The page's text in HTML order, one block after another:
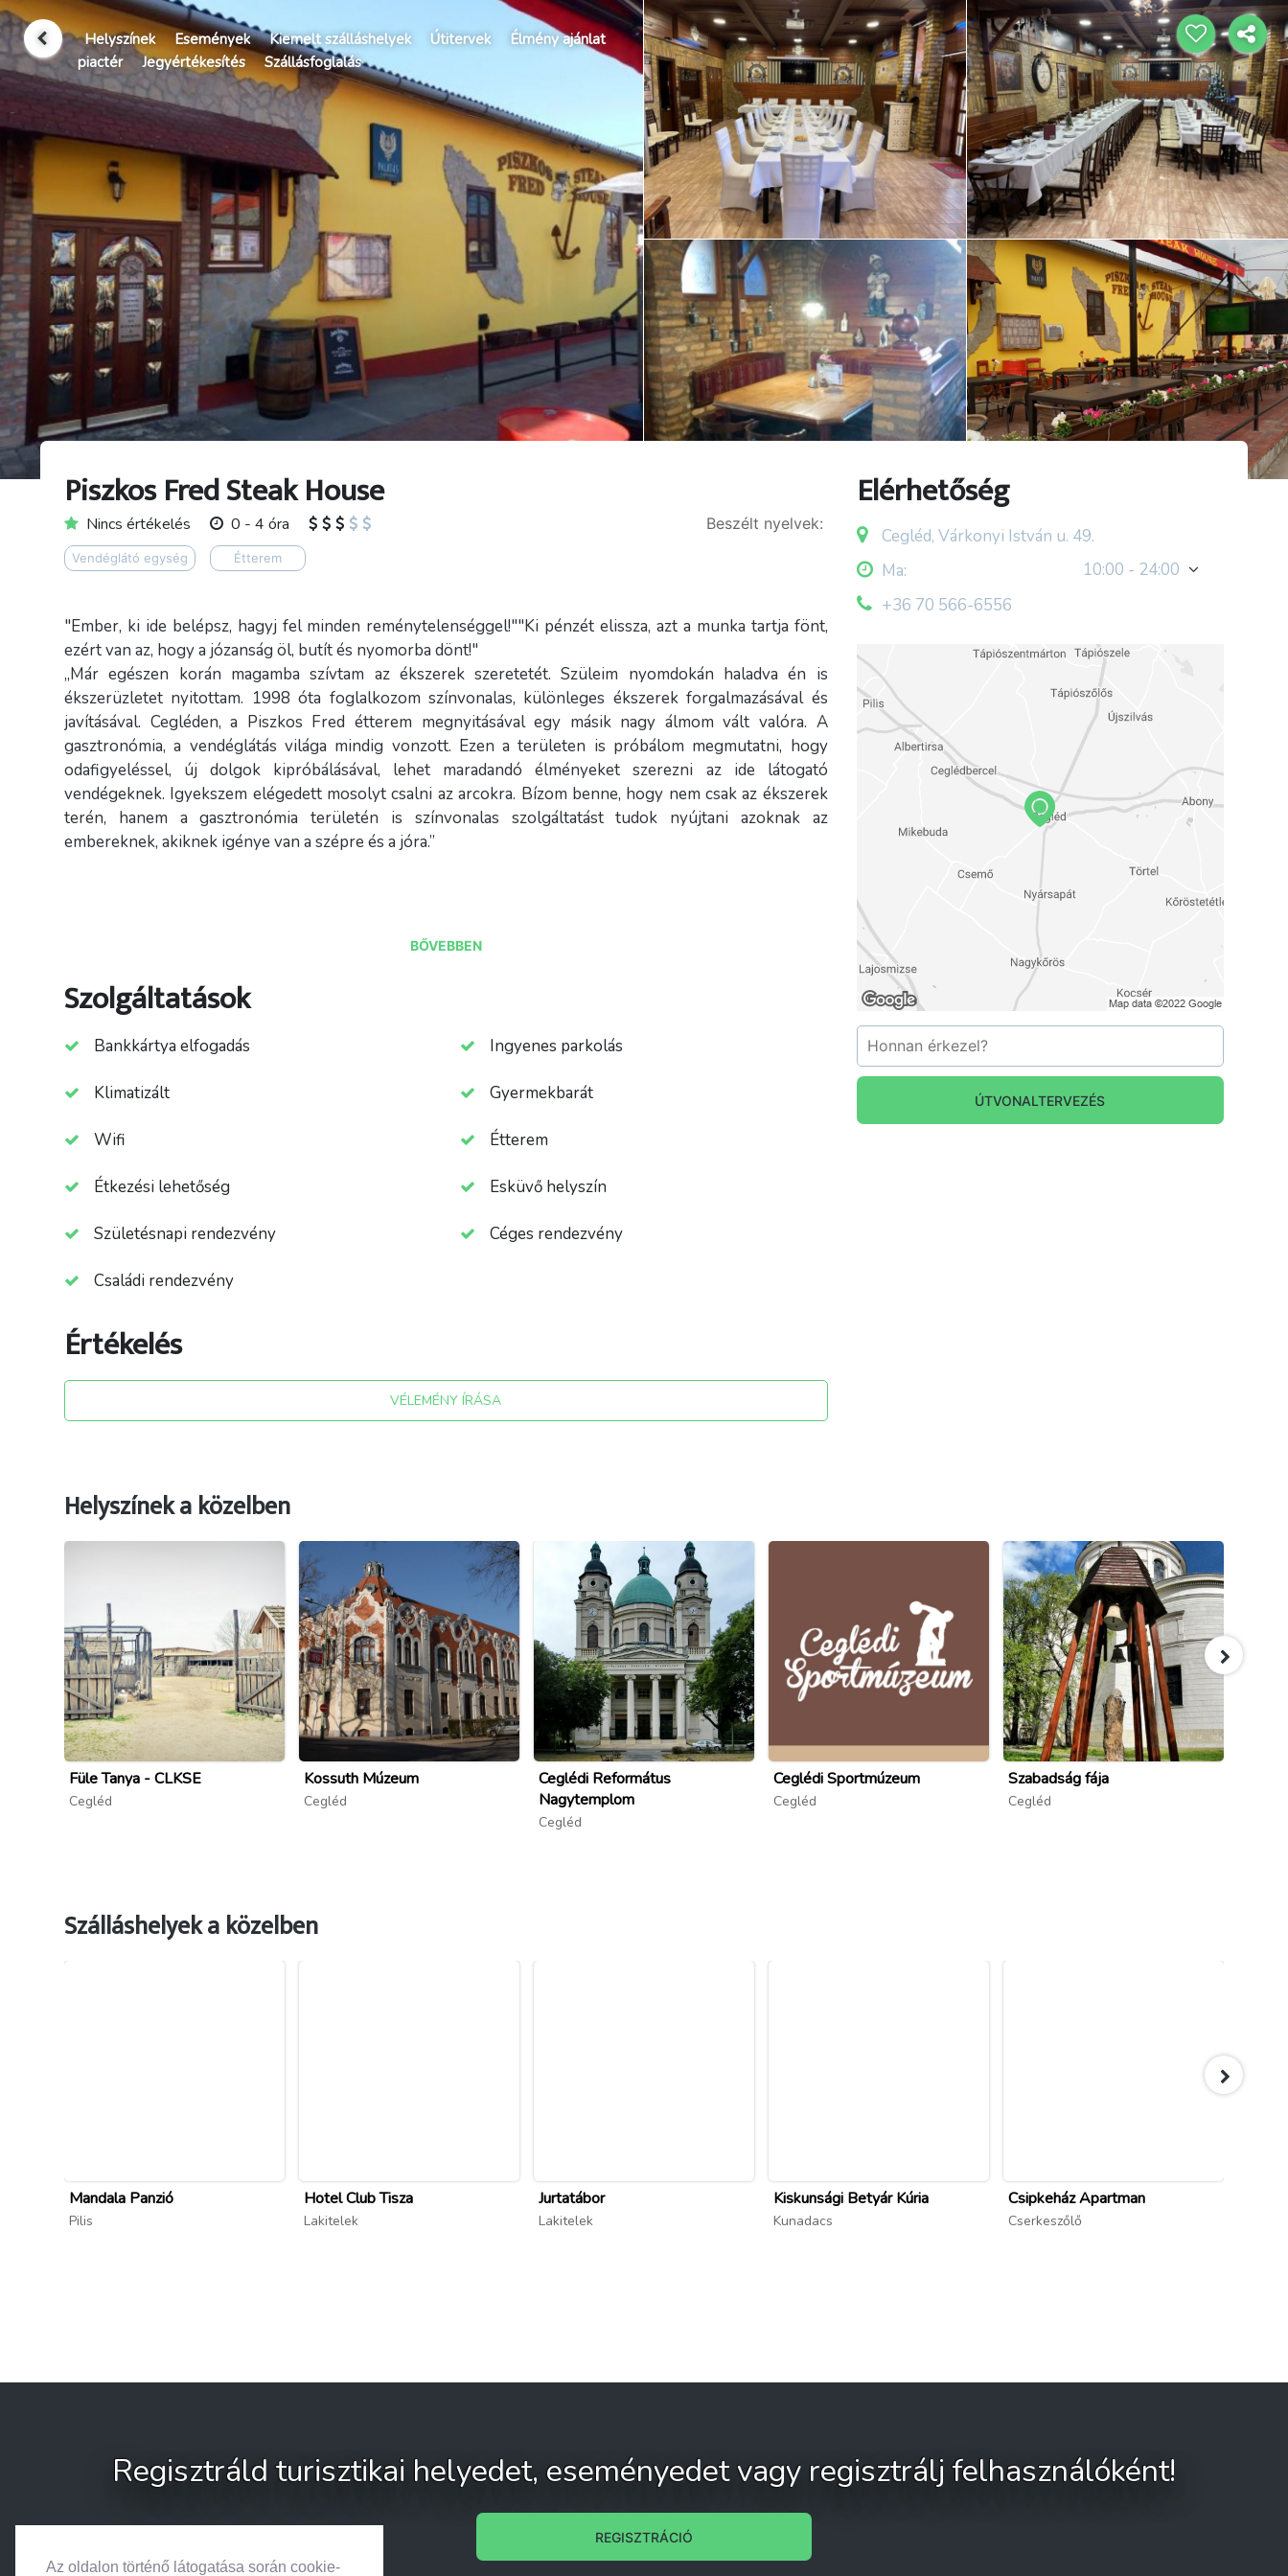
Az oldalon történő látogatása során cookie-
Helyszínek Események Kiemelt szálláshelyek Útitervek
Élmény ajánlat
piactér
Jegyértékesítés Szállásfoglalás
Piszkos Fred Steak House
Nincs értékelés 0 - 4 óra Beszélt nyelvek:
Vendéglátó egység Étterem
"Ember, ki ide belépsz, hagyj fel minden reménytelenséggel!""Ki pénzét elissza, azt a munka tartja fönt,
ezért van az, hogy a józanság öl, butít és nyomorba dönt!"
„Már egészen korán magamba szívtam az ékszerek szeretetét. Szüleim nyomdokán haladva én is
ékszerüzletet nyitottam. 1998 óta foglalkozom színvonalas, különleges ékszerek forgalmazásával és
javításával. Cegléden, a Piszkos Fred étterem megnyitásával egy másik nagy álmom vált valóra. A
gasztronómia, a vendéglátás világa mindig vonzott. Ezen a területen is próbálom megmutatni, hogy
odafigyeléssel, új dolgok kipróbálásával, lehet maradandó élményeket szerezni az ide látogató
vendégeknek. Igyekszem elégedett mosolyt csalni az arcokra. Bízom benne, hogy nem csak az ékszerek
terén, hanem a gasztronómia területén is színvonalas szolgáltatást tudok nyújtani azoknak az
embereknek, akiknek igénye van a szépre és a jóra.”
BŐVEBBEN
Szolgáltatások
Bankkártya elfogadás Ingyenes parkolás
Klimatizált Gyermekbarát
Wifi Étterem
Étkezési lehetőség Esküvő helyszín
Születésnapi rendezvény Céges rendezvény
Családi rendezvény
Értékelés
VÉLEMÉNY ÍRÁSA
Elérhetőség
Cegléd, Várkonyi István u. 49.
Ma:
10:00 - 24:00
+36 70 566-6556
ÚTVONALTERVEZÉS
Helyszínek a közelben
Füle Tanya - CLKSE
Cegléd
Kossuth Múzeum
Cegléd
Ceglédi Református
Nagytemplom
Cegléd
Ceglédi Sportmúzeum
Cegléd
Szabadság fája
Cegléd
Szálláshelyek a közelben
Mandala Panzió
Pilis
Hotel Club Tisza
Lakitelek
Jurtatábor
Lakitelek
Kiskunsági Betyár Kúria
Kunadacs
Csipkeház Apartman
Cserkeszőlő
Regisztráld turisztikai helyedet, eseményedet vagy regisztrálj felhasználóként!
REGISZTRÁCIÓ